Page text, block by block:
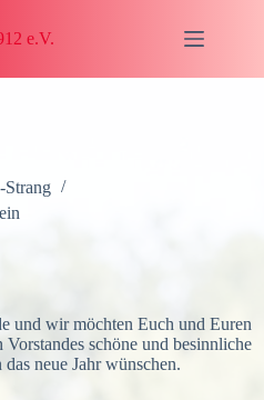
e.V.
Strang
und wir möchten Euch und Euren
schöne und besinnliche
neue Jahr wünschen.